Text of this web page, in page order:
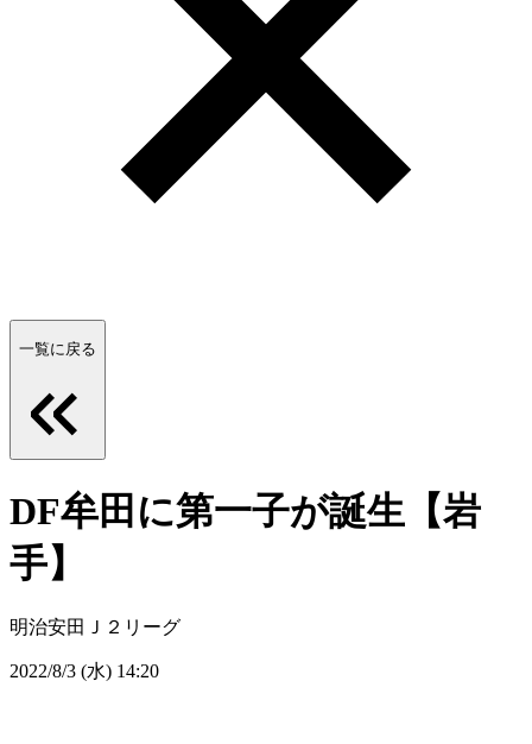
一覧に戻る
DF牟田に第一子が誕生【岩
手】
明治安田Ｊ２リーグ
2022/8/3 (水) 14:20